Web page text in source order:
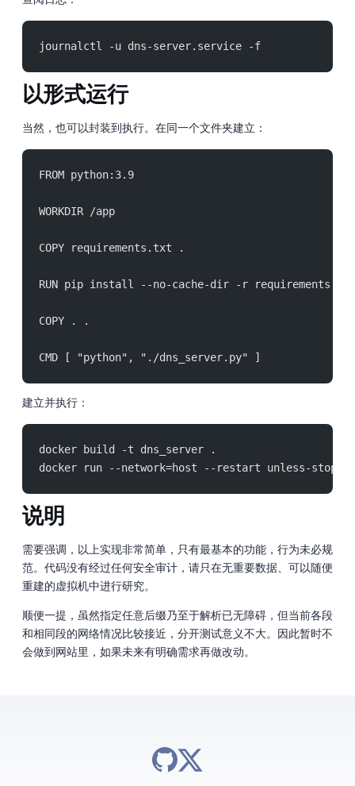
journalctl -u dns-server.service -f
以 Docker 形式运行
当然，也可以封装到 Docker 执行。在同一个文件夹建立 Dockerfile：
FROM python:3.9
WORKDIR /app
COPY requirements.txt .
RUN pip install --no-cache-dir -r requirements.txt
COPY . .
CMD [ "python", "./dns_server.py" ]
建立 Docker 并执行：
docker build -t dns_server .
docker run --network=host --restart unless-stopped --
说明
需要强调，以上实现非常简单，只有最基本的功能，行为未必规
范。代码没有经过任何安全审计，请只在无重要数据、可以随便
重建的虚拟机中进行研究。
顺便一提，虽然指定任意后缀乃至于解析 IPv6 已无障碍，但当前各 IPv6 段
和相同 /24 IPv4 段的网络情况比较接近，分开测试意义不大。因此暂时不
会做到网站里，如果未来有明确需求再做改动。